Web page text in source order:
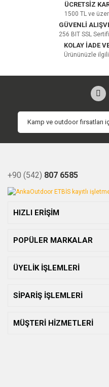
ÜCRETSİZ
1500 TL ve
GÜVENLİ
256 BIT SSL
KOLAY İADE
Ürününüzle ilgili
+90 (542) 807 6585
HIZLI ERİŞİM
POPÜLER MARKALAR
ÜYELİK İŞLEMLERİ
SİPARİŞ İŞLEMLERİ
MÜŞTERİ HİZMETLERİ